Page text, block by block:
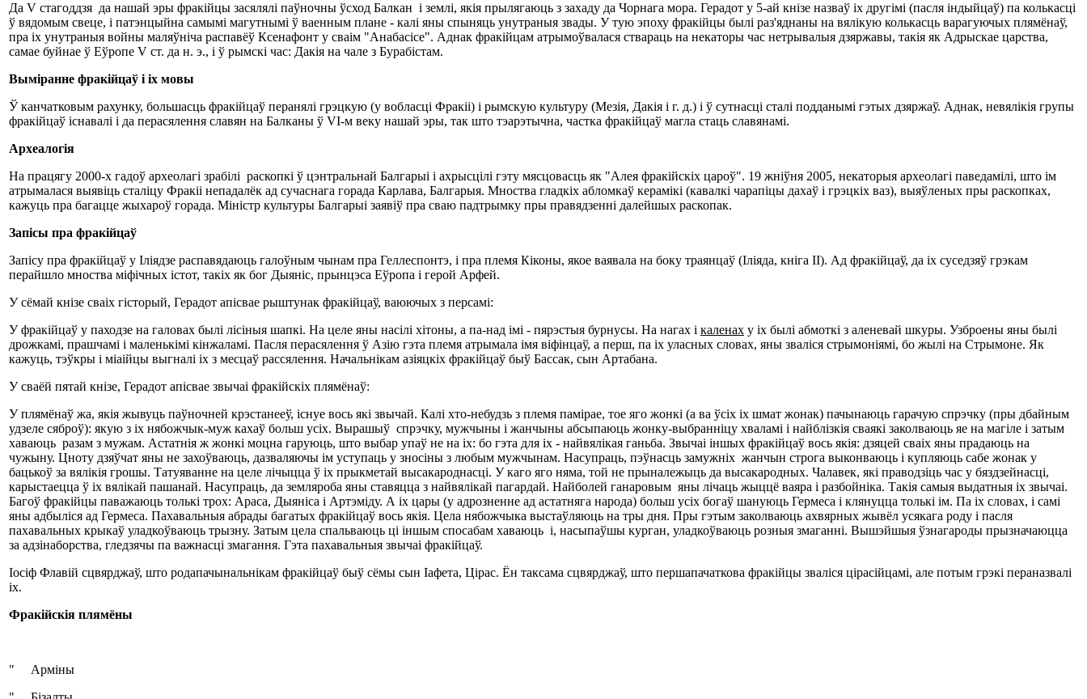
Да V стагоддзя да нашай эры фракійцы засялялі паўночны ўсход Балкан і землі, якія прылягаюць з захаду да Чорнага мора. Герадот у 5-ай кнізе назваў іх другімі (пасля індыйцаў) па колькасці
ў вядомым свеце, і патэнцыйна самымі магутнымі ў ваенным плане - калі яны спыняць унутраныя звады. У тую эпоху фракійцы былі раз'яднаны на вялікую колькасць варагуючых плямёнаў,
пра іх унутраныя войны маляўніча распавёў Ксенафонт у сваім "Анабасісе". Аднак фракійцам атрымоўвалася ствараць на некаторы час нетрывалыя дзяржавы, такія як Адрыскае царства,
самае буйнае ў Еўропе V ст. да н. э., і ў рымскі час: Дакія на чале з Бурабістам.
Выміранне фракійцаў і іх мовы
Ў канчатковым рахунку, большасць фракійцаў перанялі грэцкую (у вобласці Фракіі) і рымскую культуру (Мезія, Дакія і г. д.) і ў сутнасці сталі подданымі гэтых дзяржаў. Аднак, невялікія групы
фракійцаў існавалі і да перасялення славян на Балканы ў VI-м веку нашай эры, так што тэарэтычна, частка фракійцаў магла стаць славянамі.
Археалогія
На працягу 2000-х гадоў археолагі зрабілі раскопкі ў цэнтральнай Балгарыі і ахрысцілі гэту мясцовасць як "Алея фракійскіх цароў". 19 жніўня 2005, некаторыя археолагі паведамілі, што ім
атрымалася выявіць сталіцу Фракіі непадалёк ад сучаснага горада Карлава, Балгарыя. Мноства гладкіх абломкаў керамікі (кавалкі чарапіцы дахаў і грэцкіх ваз), выяўленых пры раскопках,
кажуць пра багацце жыхароў горада. Міністр культуры Балгарыі заявіў пра сваю падтрымку пры правядзенні далейшых раскопак.
Запісы пра фракійцаў
Запісу пра фракійцаў у Іліядзе распавядаюць галоўным чынам пра Геллеспонтэ, і пра племя Кіконы, якое ваявала на боку траянцаў (Іліяда, кніга II). Ад фракійцаў, да іх суседзяў грэкам
перайшло мноства міфічных істот, такіх як бог Дыяніс, прынцэса Еўропа і герой Арфей.
У сёмай кнізе сваіх гісторый, Герадот апісвае рыштунак фракійцаў, ваюючых з персамі:
У фракійцаў у паходзе на галовах былі лісіныя шапкі. На целе яны насілі хітоны, а па-над імі - пярэстыя бурнусы. На нагах і каленах у іх былі абмоткі з аленевай шкуры. Узброены яны былі
дрожкамі, прашчамі і маленькімі кінжаламі. Пасля перасялення ў Азію гэта племя атрымала імя віфінцаў, а перш, па іх уласных словах, яны зваліся стрымоніямі, бо жылі на Стрымоне. Як
кажуць, тэўкры і міаійцы выгналі іх з месцаў рассялення. Начальнікам азіяцкіх фракійцаў быў Бассак, сын Артабана.
У сваёй пятай кнізе, Герадот апісвае звычаі фракійскіх плямёнаў:
У плямёнаў жа, якія жывуць паўночней крэстанееў, існуе вось які звычай. Калі хто-небудзь з племя памірае, тое яго жонкі (а ва ўсіх іх шмат жонак) пачынаюць гарачую спрэчку (пры дбайным
удзеле сяброў): якую з іх нябожчык-муж кахаў больш усіх. Вырашыў спрэчку, мужчыны і жанчыны абсыпаюць жонку-выбранніцу хваламі і найблізкія сваякі заколваюць яе на магіле і затым
хаваюць разам з мужам. Астатнія ж жонкі моцна гаруюць, што выбар упаў не на іх: бо гэта для іх - найвялікая ганьба. Звычаі іншых фракійцаў вось якія: дзяцей сваіх яны прадаюць на
чужыну. Цноту дзяўчат яны не захоўваюць, дазваляючы ім уступаць у зносіны з любым мужчынам. Насупраць, пэўнасць замужніх жанчын строга выконваюць і купляюць сабе жонак у
бацькоў за вялікія грошы. Татуяванне на целе лічыцца ў іх прыкметай высакароднасці. У каго яго няма, той не прыналежыць да высакародных. Чалавек, які праводзіць час у бяздзейнасці,
карыстаецца ў іх вялікай пашанай. Насупраць, да земляроба яны ставяцца з найвялікай пагардай. Найболей ганаровым яны лічаць жыццё ваяра і разбойніка. Такія самыя выдатныя іх звычаі.
Багоў фракійцы паважаюць толькі трох: Араса, Дыяніса і Артэміду. А іх цары (у адрозненне ад астатняга народа) больш усіх богаў шануюць Гермеса і клянуцца толькі ім. Па іх словах, і самі
яны адбыліся ад Гермеса. Пахавальныя абрады багатых фракійцаў вось якія. Цела нябожчыка выстаўляюць на тры дня. Пры гэтым заколваюць ахвярных жывёл усякага роду і пасля
пахавальных крыкаў уладкоўваюць трызну. Затым цела спальваюць ці іншым спосабам хаваюць і, насыпаўшы курган, уладкоўваюць розныя змаганні. Вышэйшыя ўзнагароды прызначаюцца
за адзінаборства, гледзячы па важнасці змагання. Гэта пахавальныя звычаі фракійцаў.
Іосіф Флавій сцвярджаў, што родапачынальнікам фракійцаў быў сёмы сын Іафета, Цірас. Ён таксама сцвярджаў, што першапачаткова фракійцы зваліся цірасійцамі, але потым грэкі пераназвалі
іх.
Фракійскія плямёны
" Арміны